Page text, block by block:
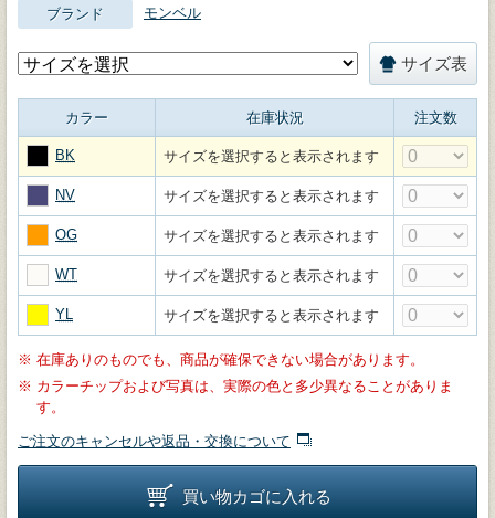
ブランド モンベル
サイズ表
カラー 在庫状況 注文数
BK サイズを選択すると表示されます
NV サイズを選択すると表示されます
OG サイズを選択すると表示されます
WT サイズを選択すると表示されます
YL サイズを選択すると表示されます
※ 在庫ありのものでも、商品が確保できない場合があります。
※ カラーチップおよび写真は、実際の色と多少異なることがありま
す。
ご注文のキャンセルや返品・交換について
買い物カゴに入れる